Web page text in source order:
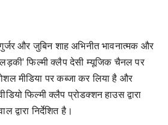
और जुबिन शाह अभिनीत भावनात्मक और
फिल्मी क्लैप देसी म्यूजिक चैनल पर
मीडिया पर कब्जा कर लिया है और
फिल्मी क्लैप प्रोडक्शन हाउस द्वारा
द्वारा निर्देशित है।